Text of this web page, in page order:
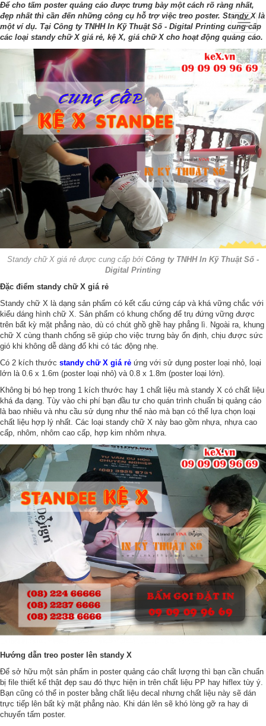
Để cho tấm poster quảng cáo được trưng bày một cách rõ ràng nhất,
đẹp nhất thì cần đến những công cụ hỗ trợ việc treo poster. Standy X là
một ví dụ. Tại Công ty TNHH In Kỹ Thuật Số - Digital Printing cung cấp
các loại standy chữ X giá rẻ, kệ X, giá chữ X cho hoạt động quảng cáo.
Standy chữ X giá rẻ được cung cấp bởi Công ty TNHH In Kỹ Thuật Số -
Digital Printing
Đặc điểm standy chữ X giá rẻ
Standy chữ X là dạng sản phẩm có kết cấu cứng cáp và khá vững chắc với
kiểu dáng hình chữ X. Sản phẩm có khung chống để trụ đứng vững được
trên bất kỳ mặt phẳng nào, dù có chút ghồ ghề hay phẳng lì. Ngoài ra, khung
chữ X cùng thanh chống sẽ giúp cho việc trưng bày ổn định, chịu được sức
gió khi không dễ dàng đổ khi có tác động nhẹ.
Có 2 kích thước standy chữ X giá rẻ ứng với sử dụng poster loại nhỏ, loại
lớn là 0.6 x 1.6m (poster loại nhỏ) và 0.8 x 1.8m (poster loại lớn).
Không bị bó hẹp trong 1 kích thước hay 1 chất liệu mà standy X có chất liệu
khá đa dạng. Tùy vào chi phí bạn đầu tư cho quán trình chuẩn bị quảng cáo
là bao nhiêu và nhu cầu sử dụng như thế nào mà bạn có thể lựa chọn loại
chất liệu hợp lý nhất. Các loại standy chữ X này bao gồm nhựa, nhựa cao
cấp, nhôm, nhôm cao cấp, hợp kim nhôm nhựa.
Hướng dẫn treo poster lên standy X
Để sở hữu một sản phẩm in poster quảng cáo chất lượng thì bạn cần chuẩn
bị file thiết kế thật đẹp sau đó thực hiện in trên chất liệu PP hay hiflex tùy ý.
Bạn cũng có thể in poster bằng chất liệu decal nhưng chất liệu này sẽ dán
trực tiếp lên bất kỳ mặt phẳng nào. Khi dán lên sẽ khó lòng gỡ ra hay di
chuyển tấm poster.
Toggle